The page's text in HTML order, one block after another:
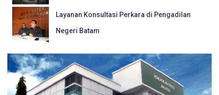
Layanan Konsultasi Perkara di Pengadilan
Negeri Batam